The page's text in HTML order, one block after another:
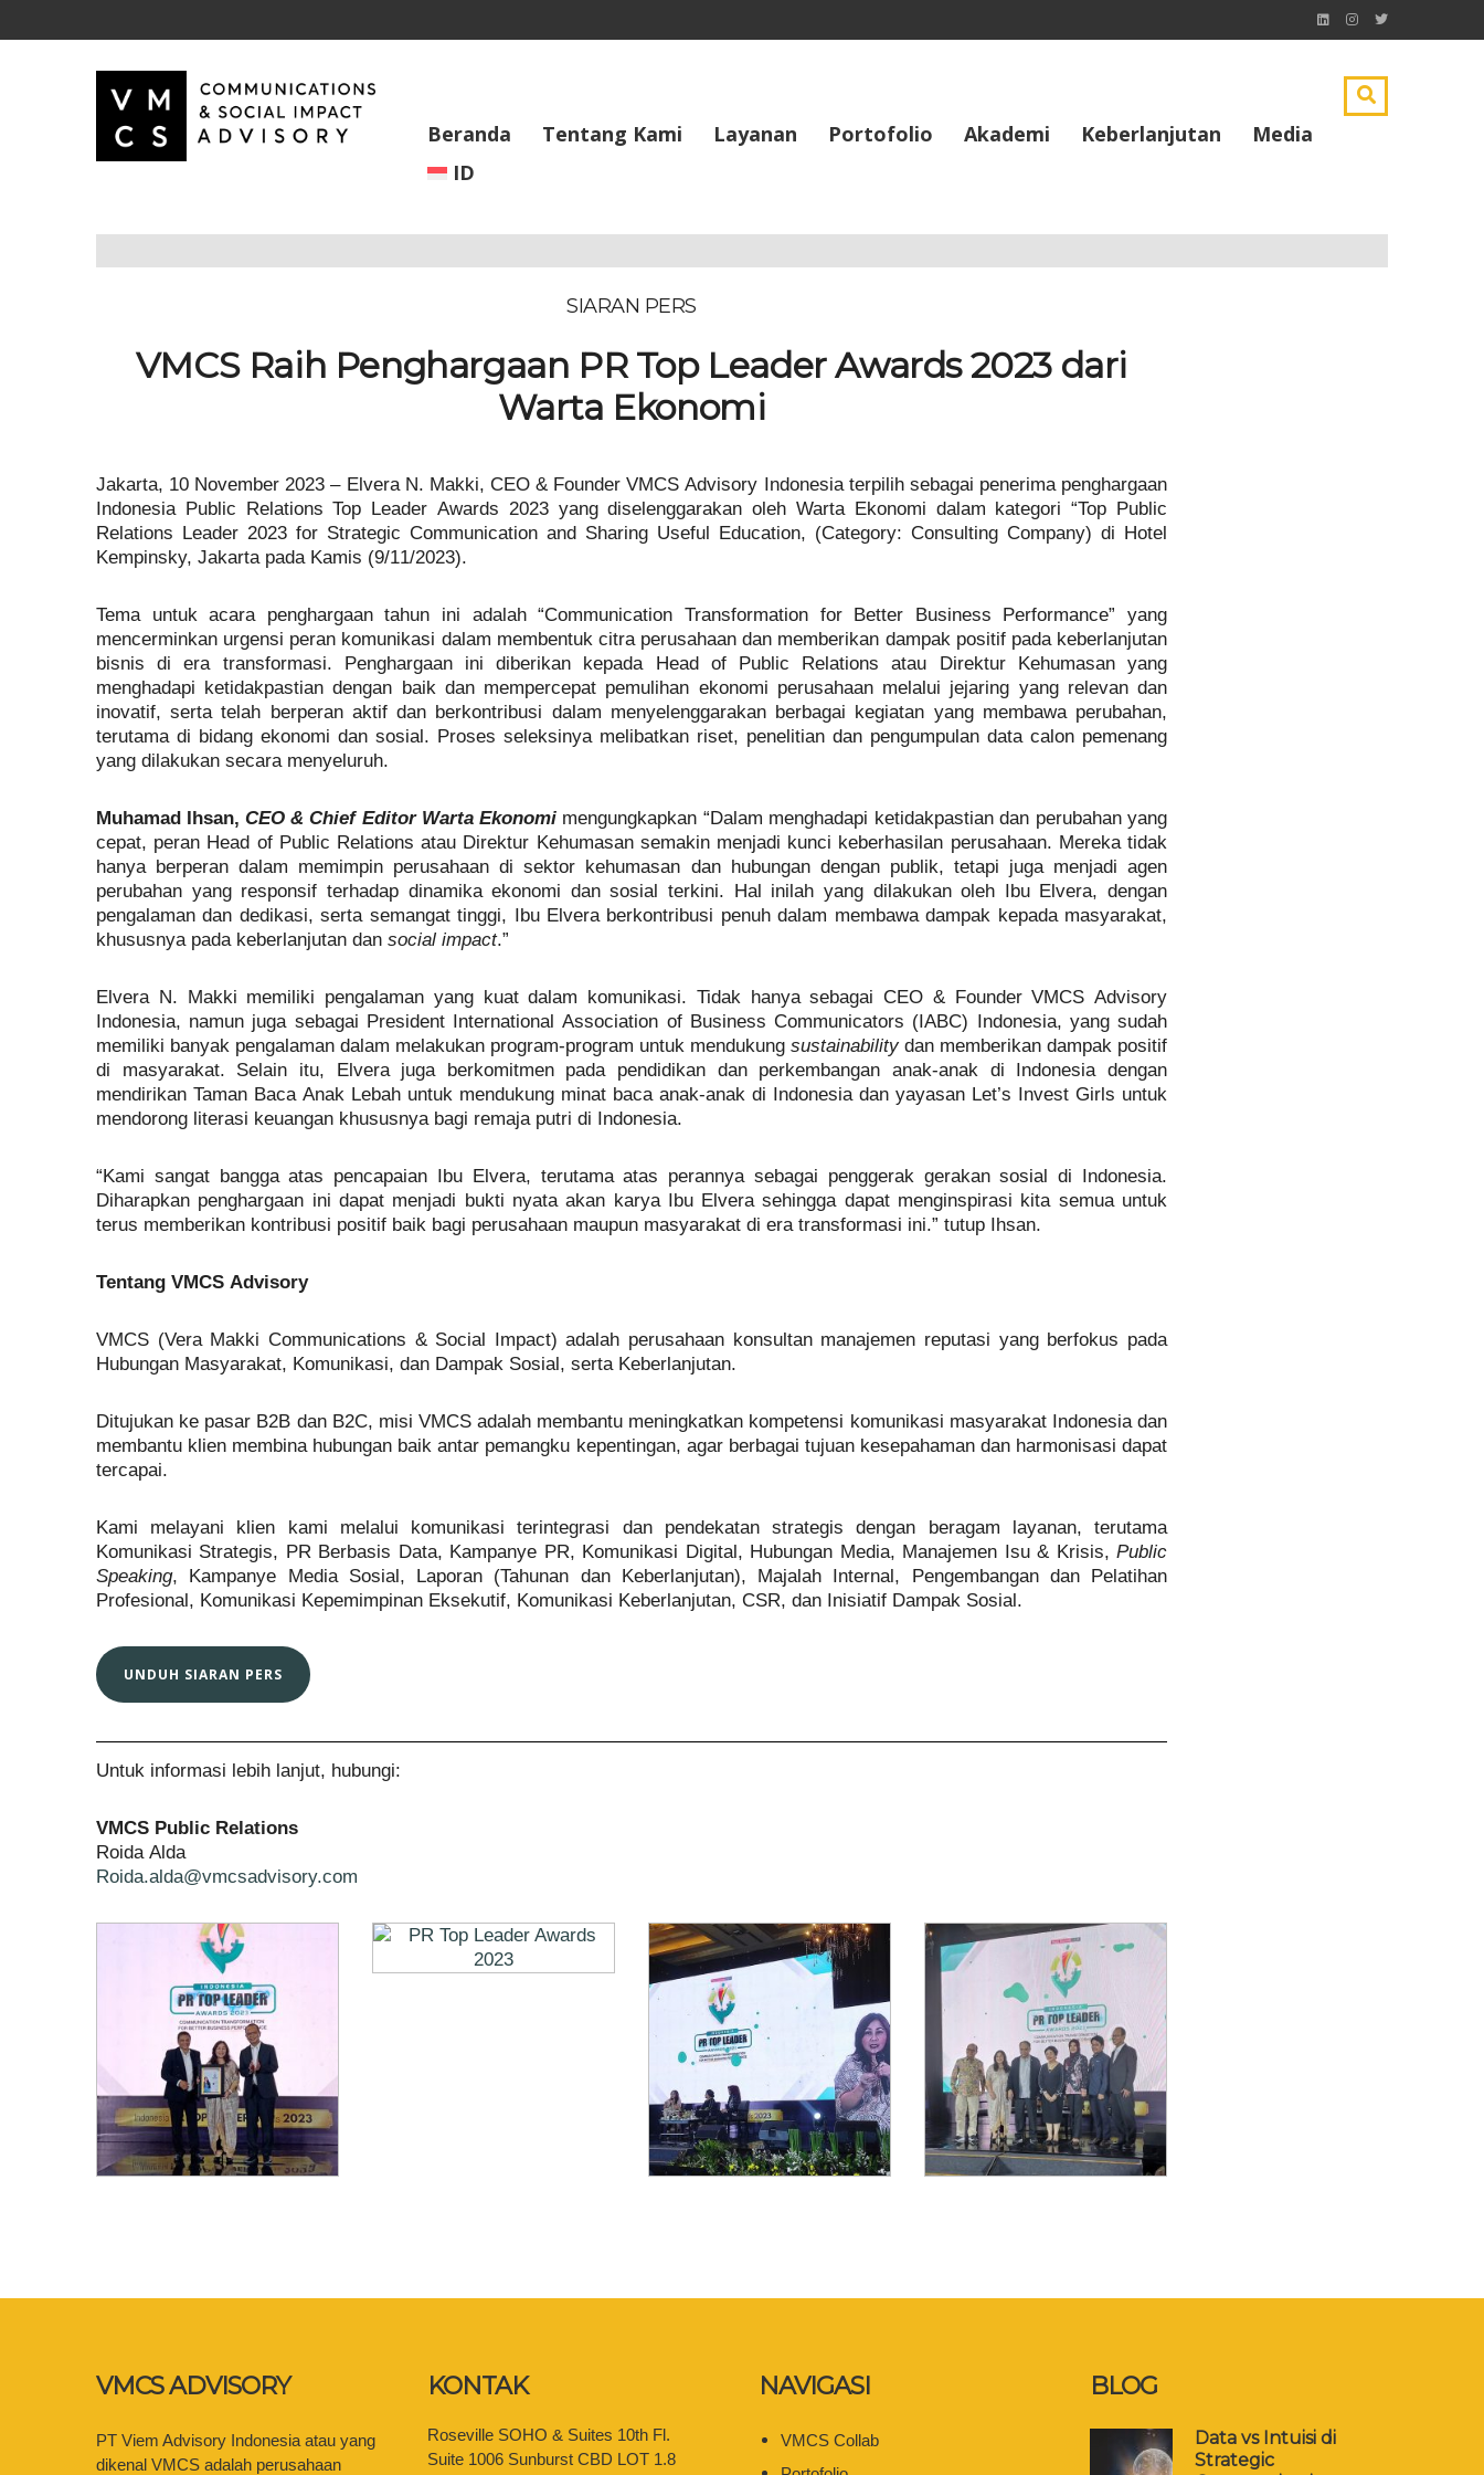
Beranda Tentang Kami Layanan Portofolio Akademi Keberlanjutan
Media
ID
SIARAN PERS
VMCS Raih Penghargaan PR Top Leader Awards 2023 dari
Warta Ekonomi
Jakarta, 10 November 2023 – Elvera N. Makki, CEO & Founder VMCS Advisory Indonesia terpilih sebagai penerima penghargaan
Indonesia Public Relations Top Leader Awards 2023 yang diselenggarakan oleh Warta Ekonomi dalam kategori “Top Public
Relations Leader 2023 for Strategic Communication and Sharing Useful Education, (Category: Consulting Company) di Hotel
Kempinsky, Jakarta pada Kamis (9/11/2023).
Tema untuk acara penghargaan tahun ini adalah “Communication Transformation for Better Business Performance” yang
mencerminkan urgensi peran komunikasi dalam membentuk citra perusahaan dan memberikan dampak positif pada keberlanjutan
bisnis di era transformasi. Penghargaan ini diberikan kepada Head of Public Relations atau Direktur Kehumasan yang
menghadapi ketidakpastian dengan baik dan mempercepat pemulihan ekonomi perusahaan melalui jejaring yang relevan dan
inovatif, serta telah berperan aktif dan berkontribusi dalam menyelenggarakan berbagai kegiatan yang membawa perubahan,
terutama di bidang ekonomi dan sosial. Proses seleksinya melibatkan riset, penelitian dan pengumpulan data calon pemenang
yang dilakukan secara menyeluruh.
Muhamad Ihsan, CEO & Chief Editor Warta Ekonomi mengungkapkan “Dalam menghadapi ketidakpastian dan perubahan yang
cepat, peran Head of Public Relations atau Direktur Kehumasan semakin menjadi kunci keberhasilan perusahaan. Mereka tidak
hanya berperan dalam memimpin perusahaan di sektor kehumasan dan hubungan dengan publik, tetapi juga menjadi agen
perubahan yang responsif terhadap dinamika ekonomi dan sosial terkini. Hal inilah yang dilakukan oleh Ibu Elvera, dengan
pengalaman dan dedikasi, serta semangat tinggi, Ibu Elvera berkontribusi penuh dalam membawa dampak kepada masyarakat,
khususnya pada keberlanjutan dan social impact.”
Elvera N. Makki memiliki pengalaman yang kuat dalam komunikasi. Tidak hanya sebagai CEO & Founder VMCS Advisory
Indonesia, namun juga sebagai President International Association of Business Communicators (IABC) Indonesia, yang sudah
memiliki banyak pengalaman dalam melakukan program-program untuk mendukung sustainabilitydan memberikan dampak positif
di masyarakat. Selain itu, Elvera juga berkomitmen pada pendidikan dan perkembangan anak-anak di Indonesia dengan
mendirikan Taman Baca Anak Lebah untuk mendukung minat baca anak-anak di Indonesia dan yayasan Let’s Invest Girls untuk
mendorong literasi keuangan khususnya bagi remaja putri di Indonesia.
“Kami sangat bangga atas pencapaian Ibu Elvera, terutama atas perannya sebagai penggerak gerakan sosial di Indonesia.
Diharapkan penghargaan ini dapat menjadi bukti nyata akan karya Ibu Elvera sehingga dapat menginspirasi kita semua untuk
terus memberikan kontribusi positif baik bagi perusahaan maupun masyarakat di era transformasi ini.” tutup Ihsan.
Tentang VMCS Advisory
VMCS (Vera Makki Communications & Social Impact) adalah perusahaan konsultan manajemen reputasi yang berfokus pada
Hubungan Masyarakat, Komunikasi, dan Dampak Sosial, serta Keberlanjutan.
Ditujukan ke pasar B2B dan B2C, misi VMCS adalah membantu meningkatkan kompetensi komunikasi masyarakat Indonesia dan
membantu klien membina hubungan baik antar pemangku kepentingan, agar berbagai tujuan kesepahaman dan harmonisasi dapat
tercapai.
Kami melayani klien kami melalui komunikasi terintegrasi dan pendekatan strategis dengan beragam layanan, terutama
Komunikasi Strategis, PR Berbasis Data, Kampanye PR, Komunikasi Digital, Hubungan Media, Manajemen Isu & Krisis, Public
Speaking, Kampanye Media Sosial, Laporan (Tahunan dan Keberlanjutan), Majalah Internal, Pengembangan dan Pelatihan
Profesional, Komunikasi Kepemimpinan Eksekutif, Komunikasi Keberlanjutan, CSR, dan Inisiatif Dampak Sosial.
UNDUH SIARAN PERS
Untuk informasi lebih lanjut, hubungi:
VMCS Public Relations
Roida Alda
Roida.alda@vmcsadvisory.com
VMCS ADVISORY
PT Viem Advisory Indonesia atau yang
dikenal VMCS adalah perusahaan
KONTAK
Roseville SOHO & Suites 10th Fl.
Suite 1006 Sunburst CBD LOT 1.8
NAVIGASI
VMCS Collab
BLOG
Data vs Intuisi di
Strategic